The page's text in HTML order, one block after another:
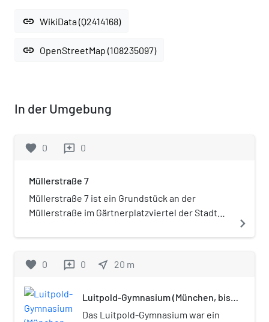
link WikiData (Q2414168)
link OpenStreetMap (108235097)
In der Umgebung
favorite 0 reviews 0
Müllerstraße 7
Müllerstraße 7 ist ein Grundstück an der
Müllerstraße im Gärtnerplatzviertel der Stadt
errichtet: Bayerisches Militärlazarett: 1774–1778
Lespilliez, bis 1872 Luitpold-Gymnasium:
1886/87 durch Umbau von Friedrich Adelung,
Kriegsruine 1947 abgebrochen Hochbunker
Müllerstraße: 1940/41 Heizkraftwerk
navigate_next
favorite 0 reviews 0 near_me 20 m
Luitpold-Gymnasium (München, bis
Das Luitpold-Gymnasium war ein